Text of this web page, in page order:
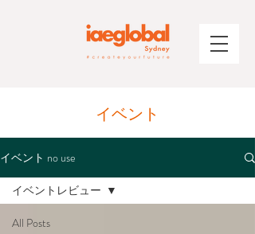
​イベント
イベント no use
All Posts
イベントレビュー